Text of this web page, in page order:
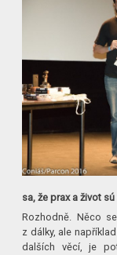
sa, že prax a život
Rozhodně. Něco
z dálky, ale
dalších věcí, je